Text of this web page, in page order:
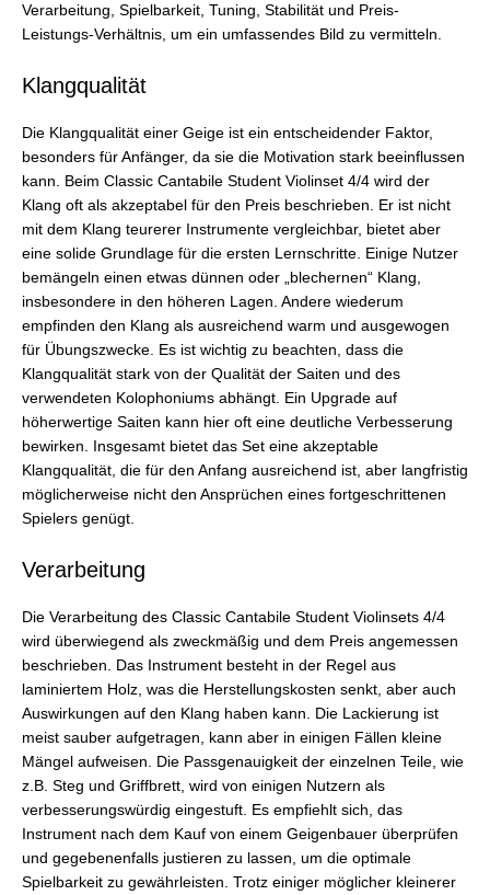
Verarbeitung, Spielbarkeit, Tuning, Stabilität und Preis-
Leistungs-Verhältnis, um ein umfassendes Bild zu vermitteln.
Klangqualität
Die Klangqualität einer Geige ist ein entscheidender Faktor,
besonders für Anfänger, da sie die Motivation stark beeinflussen
kann. Beim Classic Cantabile Student Violinset 4/4 wird der
Klang oft als akzeptabel für den Preis beschrieben. Er ist nicht
mit dem Klang teurerer Instrumente vergleichbar, bietet aber
eine solide Grundlage für die ersten Lernschritte. Einige Nutzer
bemängeln einen etwas dünnen oder „blechernen“ Klang,
insbesondere in den höheren Lagen. Andere wiederum
empfinden den Klang als ausreichend warm und ausgewogen
für Übungszwecke. Es ist wichtig zu beachten, dass die
Klangqualität stark von der Qualität der Saiten und des
verwendeten Kolophoniums abhängt. Ein Upgrade auf
höherwertige Saiten kann hier oft eine deutliche Verbesserung
bewirken. Insgesamt bietet das Set eine akzeptable
Klangqualität, die für den Anfang ausreichend ist, aber langfristig
möglicherweise nicht den Ansprüchen eines fortgeschrittenen
Spielers genügt.
Verarbeitung
Die Verarbeitung des Classic Cantabile Student Violinsets 4/4
wird überwiegend als zweckmäßig und dem Preis angemessen
beschrieben. Das Instrument besteht in der Regel aus
laminiertem Holz, was die Herstellungskosten senkt, aber auch
Auswirkungen auf den Klang haben kann. Die Lackierung ist
meist sauber aufgetragen, kann aber in einigen Fällen kleine
Mängel aufweisen. Die Passgenauigkeit der einzelnen Teile, wie
z.B. Steg und Griffbrett, wird von einigen Nutzern als
verbesserungswürdig eingestuft. Es empfiehlt sich, das
Instrument nach dem Kauf von einem Geigenbauer überprüfen
und gegebenenfalls justieren zu lassen, um die optimale
Spielbarkeit zu gewährleisten. Trotz einiger möglicher kleinerer